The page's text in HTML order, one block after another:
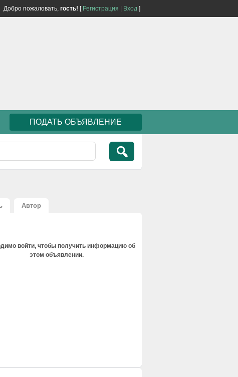
Добро пожаловать, гость! [ Регистрация Вход ]
ПОДАТЬ ОБЪЯВЛЕНИЕ
Автор
войти, чтобы получить информацию об
этом объявлении.